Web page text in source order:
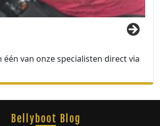
één van onze specialisten direct via
Bellyboot Blog